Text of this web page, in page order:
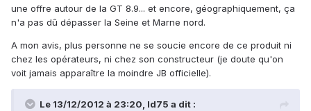
une offre autour de la GT 8.9... et encore, géographiquement, ça
n'a pas dû dépasser la Seine et Marne nord.
A mon avis, plus personne ne se soucie encore de ce produit ni
chez les opérateurs, ni chez son constructeur (je doute qu'on
voit jamais apparaître la moindre JB officielle).
Le 13/12/2012 à 23:20, ld75 a dit :